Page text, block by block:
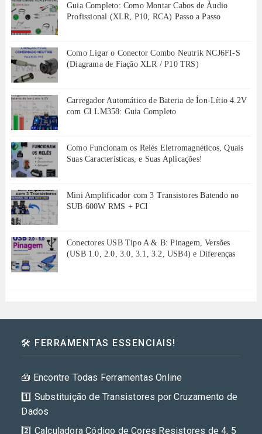
Guia Completo: Como Montar Cabos de Áudio
Profissional (XLR, P10, RCA) Passo a Passo
Como Ligar o Conector Combo Neutrik NCJ6FI-S
(Diagrama de Fiação XLR / P10 TRS)
Carregador Automático de Bateria de Íon-Lítio 4.2V
com CI LM358: Guia Completo
Como Funcionam os Relés Eletromagnéticos, Quais
Suas Características, e Suas Aplicações!
Mini Amplificador com 3 Transistores Batendo no
SUB 600W RMS + PCI
Conectores USB Tipo A & B: Pinagem, Versões
(USB 1.0, 2.0, 3.0, 3.1, 3.2, USB4) e Diferenças
🛠️ FERRAMENTAS ESSENCIAIS!
🧰 Encontre Todas Ferramentas Online
1️⃣ Substituição de Transistores por Cruzamento de
Dados
2️⃣ Calculadora Código de Cores Resistores de 4, 5